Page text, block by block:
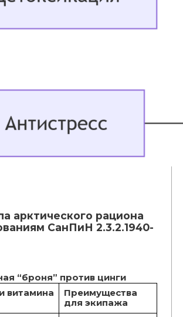
арктического рациона
СанПиН 2.3.2.1940-
“броня” против цинги
витамина
Преимущества
для экипажа